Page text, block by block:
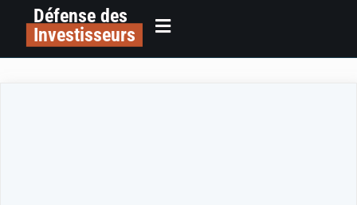
Défense des
Investisseurs